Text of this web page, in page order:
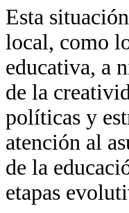
Esta
local, como
educativa, a
de la
políticas y
atención al
de la
etapas